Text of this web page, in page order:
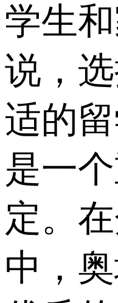
学生
说，
适的
是一
定。
中，